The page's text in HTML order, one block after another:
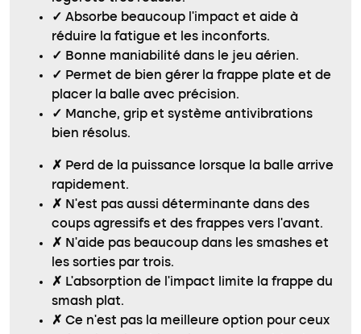
✓ Absorbe beaucoup l’impact et aide à
réduire la fatigue et les inconforts.
✓ Bonne maniabilité dans le jeu aérien.
✓ Permet de bien gérer la frappe plate et de
placer la balle avec précision.
✓ Manche, grip et système antivibrations
bien résolus.
✗ Perd de la puissance lorsque la balle arrive
rapidement.
✗ N’est pas aussi déterminante dans des
coups agressifs et des frappes vers l’avant.
✗ N’aide pas beaucoup dans les smashes et
les sorties par trois.
✗ L’absorption de l’impact limite la frappe du
smash plat.
✗ Ce n’est pas la meilleure option pour ceux